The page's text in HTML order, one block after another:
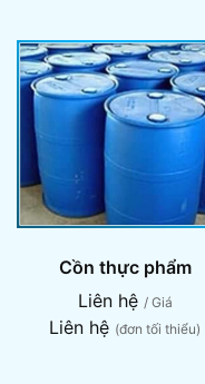
Cồn thực phẩm
Liên hệ / Giá
Liên hệ (đơn tối thiểu)